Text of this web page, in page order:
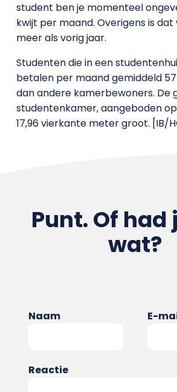
student ben je momenteel
kwijt per maand. Overigens is
meer als vorig jaar.
Studenten die in een
betalen per maand gemiddeld
dan andere kamerbewoners. De
studentenkamer, aangeboden
17,96 vierkante meter groot. [IB/
Punt. Of had
wat?
Naam E-
Reactie